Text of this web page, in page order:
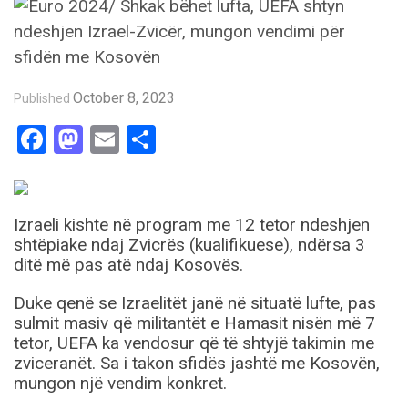
Published October 8, 2023
Facebook
Mastodon
Email
Izraeli kishte në program me 12 tetor ndeshjen
shtëpiake ndaj Zvicrës (kualifikuese), ndërsa 3
ditë më pas atë ndaj Kosovës.
Duke qenë se Izraelitët janë në situatë lufte, pas
sulmit masiv që militantët e Hamasit nisën më 7
tetor, UEFA ka vendosur që të shtyjë takimin me
zviceranët. Sa i takon sfidës jashtë me Kosovën,
mungon një vendim konkret.